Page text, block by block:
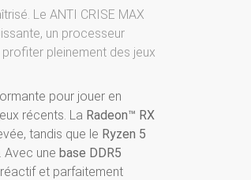
Le ANTI CRISE MAX
un processeur
pleinement des jeux
pour jouer en
récents. La Radeon™ RX
tandis que le Ryzen 5
Avec une base DDR5
et parfaitement